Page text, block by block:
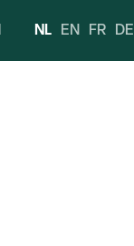
NL EN FR DE